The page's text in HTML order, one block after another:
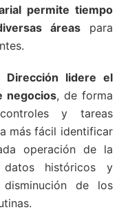
permite tiempo
áreaspara
lidere el
negocios, de forma
y tareas
más fácil identificar
operación de la
históricos y
de los